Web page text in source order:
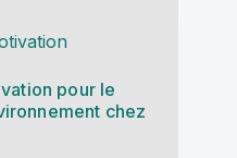
pour le
chez